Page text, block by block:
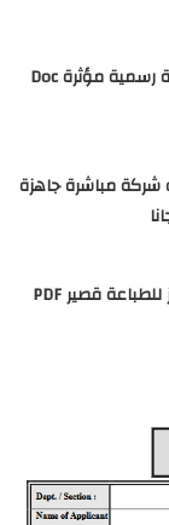
+40 نموذج رسالة تعزية بوفاة رسمية مؤثرة Doc
مباشرة جاهزة
24 نموذج محضر اجتماع جاهز للطباعة قصير PDF